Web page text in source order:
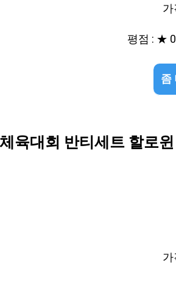
평점 : ★
좀
육대회 반티세트 할로